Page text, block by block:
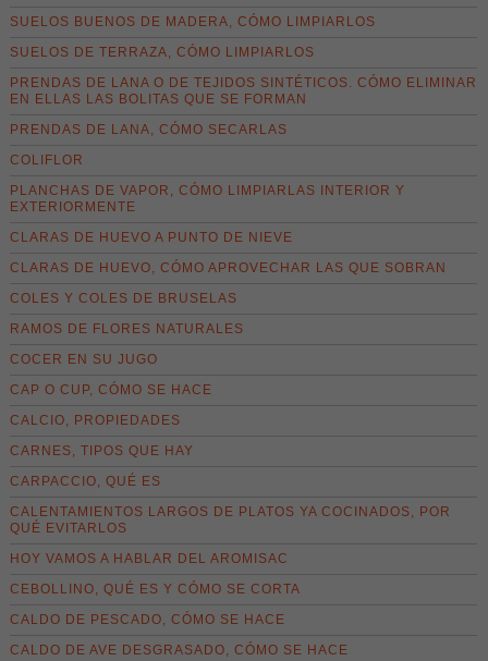
SUELOS BUENOS DE MADERA, CÓMO LIMPIARLOS
SUELOS DE TERRAZA, CÓMO LIMPIARLOS
PRENDAS DE LANA O DE TEJIDOS SINTÉTICOS. CÓMO ELIMINAR
EN ELLAS LAS BOLITAS QUE SE FORMAN
PRENDAS DE LANA, CÓMO SECARLAS
COLIFLOR
PLANCHAS DE VAPOR, CÓMO LIMPIARLAS INTERIOR Y
EXTERIORMENTE
CLARAS DE HUEVO A PUNTO DE NIEVE
CLARAS DE HUEVO, CÓMO APROVECHAR LAS QUE SOBRAN
COLES Y COLES DE BRUSELAS
RAMOS DE FLORES NATURALES
COCER EN SU JUGO
CAP O CUP, CÓMO SE HACE
CALCIO, PROPIEDADES
CARNES, TIPOS QUE HAY
CARPACCIO, QUÉ ES
CALENTAMIENTOS LARGOS DE PLATOS YA COCINADOS, POR
QUÉ EVITARLOS
HOY VAMOS A HABLAR DEL AROMISAC
CEBOLLINO, QUÉ ES Y CÓMO SE CORTA
CALDO DE PESCADO, CÓMO SE HACE
CALDO DE AVE DESGRASADO, CÓMO SE HACE